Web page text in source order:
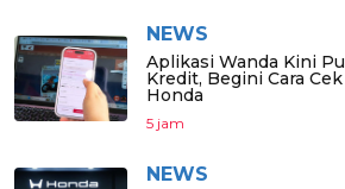
NEWS
Aplikasi Wanda Kini
Kredit, Begini Cara
Honda
5 jam
NEWS